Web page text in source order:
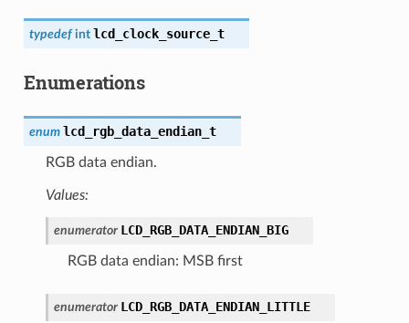
typedef int lcd_clock_source_t
Enumerations
enum lcd_rgb_data_endian_t
RGB data endian.
Values:
enumerator LCD_RGB_DATA_ENDIAN_BIG
RGB data endian: MSB first
enumerator LCD_RGB_DATA_ENDIAN_LITTLE